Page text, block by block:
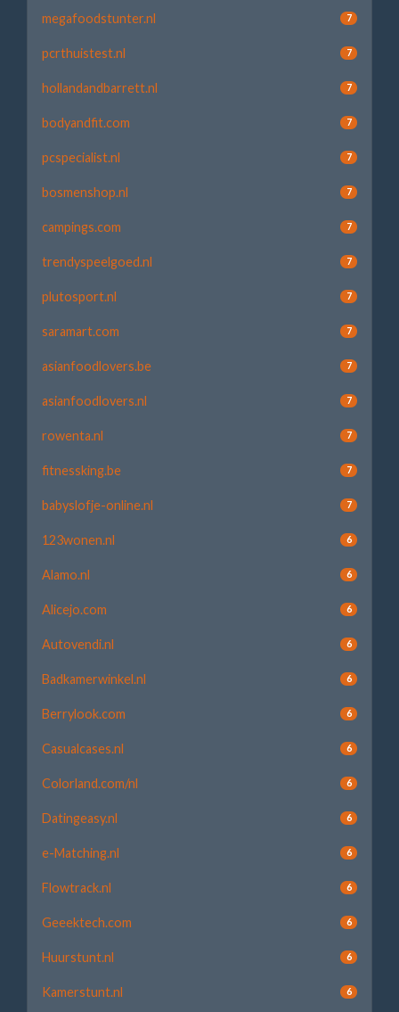
megafoodstunter.nl 7
pcrthuistest.nl 7
hollandandbarrett.nl 7
bodyandfit.com 7
pcspecialist.nl 7
bosmenshop.nl 7
campings.com 7
trendyspeelgoed.nl 7
plutosport.nl 7
saramart.com 7
asianfoodlovers.be 7
asianfoodlovers.nl 7
rowenta.nl 7
fitnessking.be 7
babyslofje-online.nl 7
123wonen.nl 6
Alamo.nl 6
Alicejo.com 6
Autovendi.nl 6
Badkamerwinkel.nl 6
Berrylook.com 6
Casualcases.nl 6
Colorland.com/nl 6
Datingeasy.nl 6
e-Matching.nl 6
Flowtrack.nl 6
Geeektech.com 6
Huurstunt.nl 6
Kamerstunt.nl 6